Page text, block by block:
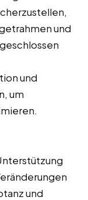
und
und
um
und